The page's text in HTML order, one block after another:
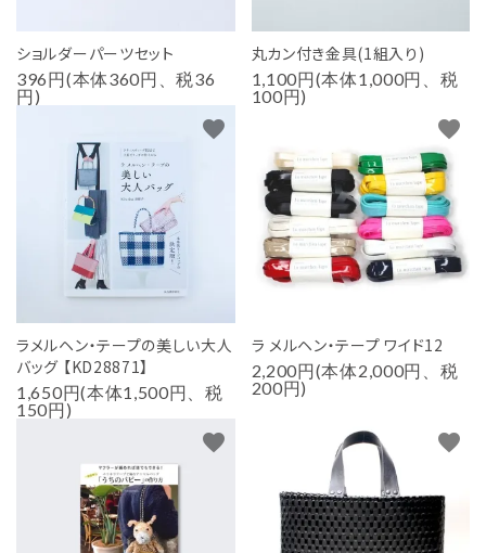
ショルダーパーツセット
396円(本体360円、税36
円)
丸カン付き金具(1組入り)
1,100円(本体1,000円、税
100円)
ラメルヘン・テープの美しい大人
バッグ 【KD28871】
1,650円(本体1,500円、税
150円)
favorite
ラ メルヘン・テープ ワイド12
2,200円(本体2,000円、税
200円)
favorite
favorite favorite